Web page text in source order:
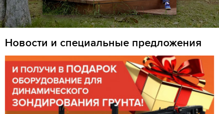
Новости и специальные предложения